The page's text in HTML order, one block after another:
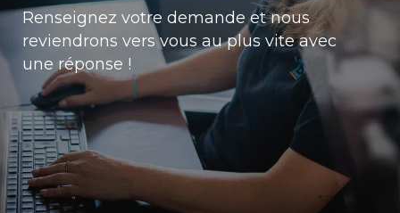
Renseignez votre demande et nous
reviendrons vers vous au plus vite avec
une réponse !